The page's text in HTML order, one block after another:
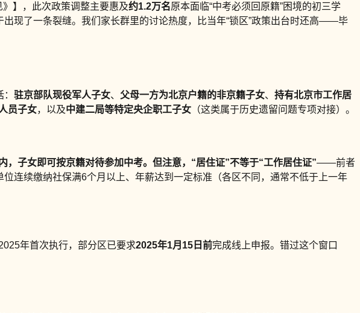
】，此次政策调整主要惠及约1.2万名原本面临“中考必须回原籍”困境的初三学
现了一条裂缝。我们家长群里的讨论热度，比当年“锁区”政策出台时还高——毕
驻京部队现役军人子女、 父母一方为北京户籍的非京籍子女、 持有北京市工作居
员子女，以及中建二局等特定央企职工子女 （这类属于历史遗留问题专项对接）。
子女即可按京籍对待参加中考。但注意， “居住证”不等于“工作居住证”——前者
连续缴纳社保满6个月以上、年薪达到一定标准（各区不同，通常不低于上一年
年首次执行，部分区已要求2025年1月15日前完成线上申报。错过这个窗口